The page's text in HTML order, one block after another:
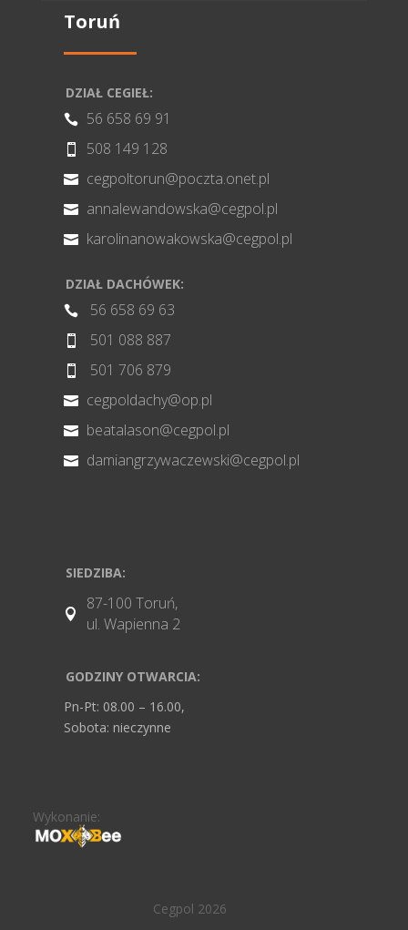
Toruń
DZIAŁ CEGIEŁ:
 56 658 69 91
 508 149 128
 cegpoltorun@poczta.onet.pl
 annalewandowska@cegpol.pl
 karolinanowakowska@cegpol.pl
DZIAŁ DACHÓWEK:
 56 658 69 63
 501 088 887
 501 706 879
 cegpoldachy@op.pl
 beatalason@cegpol.pl
 damiangrzywaczewski@cegpol.pl
SIEDZIBA:

87-100 Toruń,
ul. Wapienna 2
GODZINY OTWARCIA:
Pn-Pt: 08.00 – 16.00,
Sobota: nieczynne
Wykonanie:
Cegpol 2026